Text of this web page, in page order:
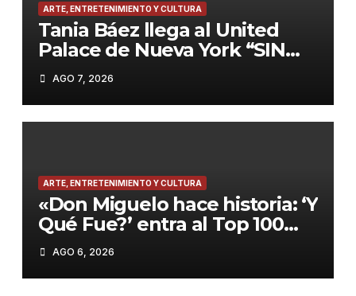
ARTE, ENTRETENIMIENTO Y CULTURA
Tania Báez llega al United
Palace de Nueva York “SIN
PEDIR PERMISO”, el
fenómeno teatral
dominicano.
AGO 7, 2026
ARTE, ENTRETENIMIENTO Y CULTURA
«Don Miguelo hace historia: ‘Y
Qué Fue?’ entra al Top 100
Global de Billboard y marca
un antes y después en su
carrera»
AGO 6, 2026